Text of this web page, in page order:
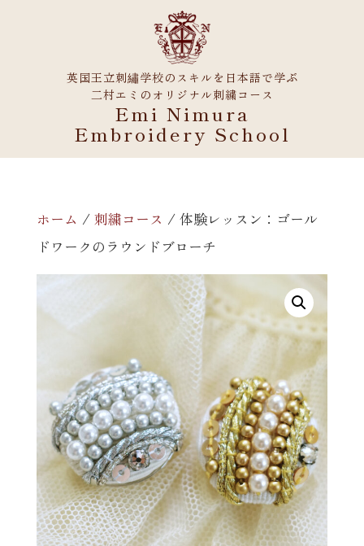
英国王立刺繡学校のスキルを日本語で学ぶ
二村エミのオリジナル刺繍コース
Emi Nimura
Embroidery School
ホーム / 刺繍コース / 体験レッスン：ゴール
ドワークのラウンドブローチ